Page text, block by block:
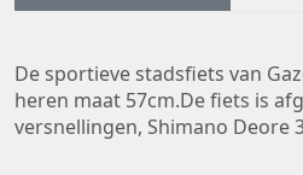
De sportieve stadsfiets van
heren maat 57cm.De fiets is
versnellingen, Shimano Deore